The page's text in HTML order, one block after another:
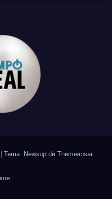
Tema: Newsup de Themeansar